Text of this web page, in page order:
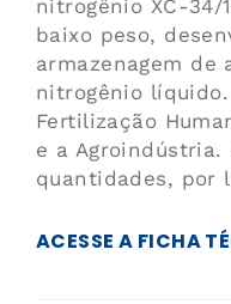
nitrogênio XC-34/
baixo peso,
armazenagem de
nitrogênio
Fertilização
e a
quantidades, por
ACESSE A FICHA